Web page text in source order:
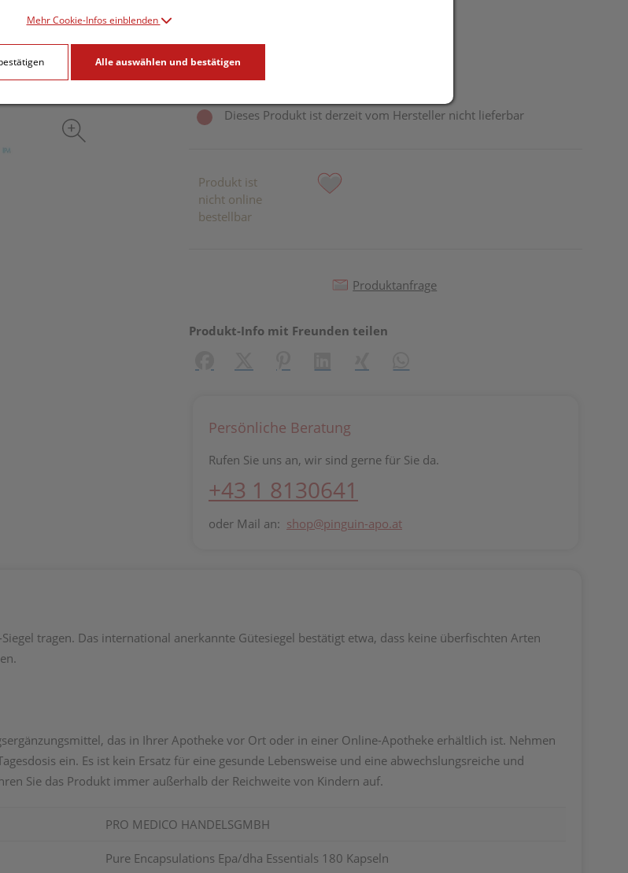
Dieses Produkt ist derzeit vom Hersteller nicht lieferbar
Produkt ist
nicht online
bestellbar
Produktanfrage
Produkt-Info mit Freunden teilen
Persönliche Beratung
Rufen Sie uns an, wir sind gerne für Sie da.
+43 1 8130641
oder Mail an: shop@pinguin-apo.at
tragen. Das international anerkannte Gütesiegel bestätigt etwa, dass keine überfischten Arten
das in Ihrer Apotheke vor Ort oder in einer Online-Apotheke erhältlich ist. Nehmen
ein. Es ist kein Ersatz für eine gesunde Lebensweise und eine abwechslungsreiche und
Sie das Produkt immer außerhalb der Reichweite von Kindern auf.
PRO MEDICO HANDELSGMBH
Pure Encapsulations Epa/dha Essentials 180 Kapseln
Mehr Cookie-Infos einblenden
Alle auswählen und bestätigen